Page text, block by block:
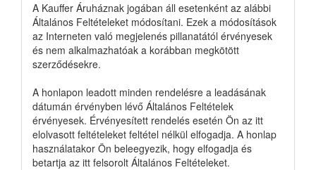
A Kauffer Áruháznak jogában áll esetenként az alábbi
Általános Feltételeket módosítani. Ezek a módosítások
az Interneten való megjelenés pillanatától érvényesek
és nem alkalmazhatóak a korábban megkötött
szerződésekre.
A honlapon leadott minden rendelésre a leadásának
dátumán érvényben lévő Általános Feltételek
érvényesek. Érvényesített rendelés esetén Ön az itt
elolvasott feltételeket feltétel nélkül elfogadja. A honlap
használatakor Ön beleegyezik, hogy elfogadja és
betartja az itt felsorolt Általános Feltételeket.